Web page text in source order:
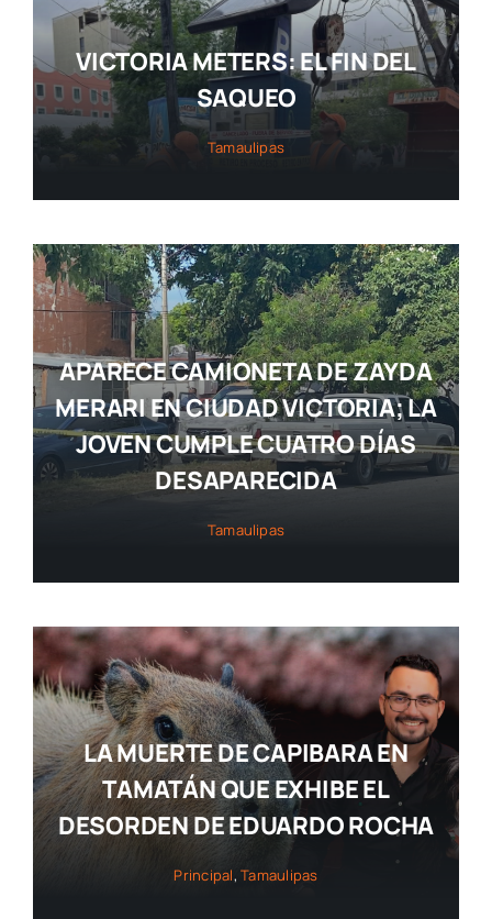
VICTORIA METERS: EL FIN DEL
SAQUEO
Tamaulipas
APARECE CAMIONETA DE ZAYDA
MERARI EN CIUDAD VICTORIA; LA
JOVEN CUMPLE CUATRO DÍAS
DESAPARECIDA
Tamaulipas
LA MUERTE DE CAPIBARA EN
TAMATÁN QUE EXHIBE EL
DESORDEN DE EDUARDO ROCHA
Principal,Tamaulipas